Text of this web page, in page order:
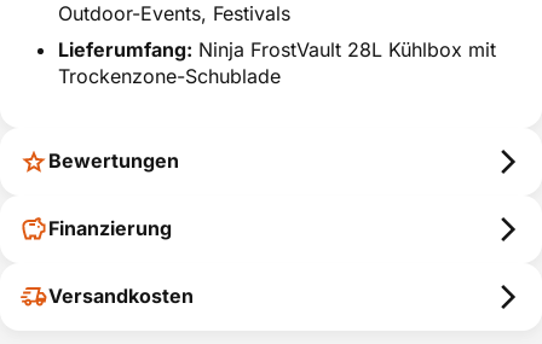
Outdoor-Events, Festivals
Lieferumfang: Ninja FrostVault 28L Kühlbox mit
Trockenzone-Schublade
Bewertungen
Finanzierung
Versandkosten